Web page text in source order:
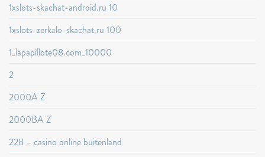
1xslots-skachat-android.ru 10
1xslots-zerkalo-skachat.ru 100
1_lapapillote08.com_10000
2
2000A Z
2000BA Z
228 – casino online buitenland